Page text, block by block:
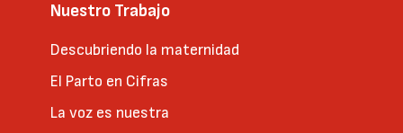
Nuestro Trabajo
Descubriendo la maternidad
El Parto en Cifras
La voz es nuestra